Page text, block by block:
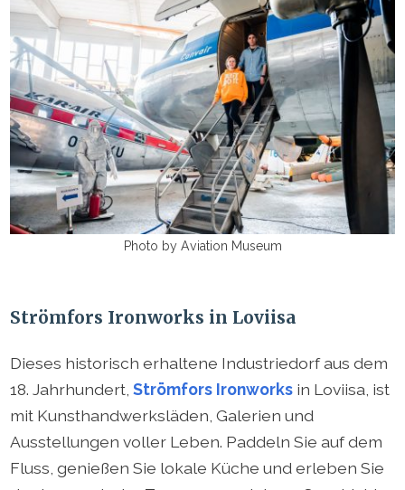
Photo by Aviation Museum
Strömfors Ironworks in Loviisa
Dieses historisch erhaltene Industriedorf aus dem
18. Jahrhundert, Strömfors Ironworks in Loviisa, ist
mit Kunsthandwerksläden, Galerien und
Ausstellungen voller Leben. Paddeln Sie auf dem
Fluss, genießen Sie lokale Küche und erleben Sie